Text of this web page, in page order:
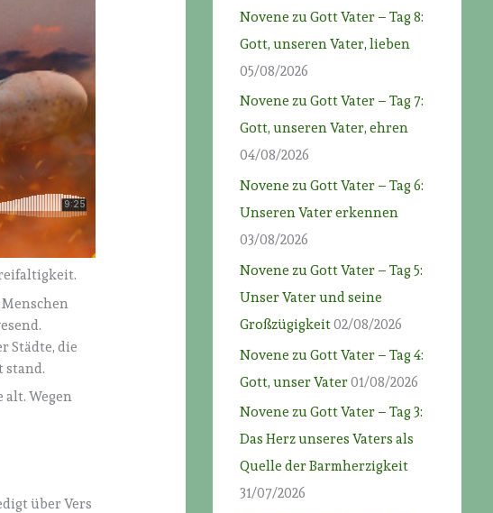
Städte, die
stand.
alt. Wegen
über Vers
Novene zu Gott Vater – Tag 8:
Gott, unseren Vater, lieben
05/08/2026
Novene zu Gott Vater – Tag 7:
Gott, unseren Vater, ehren
04/08/2026
Novene zu Gott Vater – Tag 6:
Unseren Vater erkennen
03/08/2026
Novene zu Gott Vater – Tag 5:
Unser Vater und seine
Großzügigkeit02/08/2026
Novene zu Gott Vater – Tag 4:
Gott, unser Vater01/08/2026
Novene zu Gott Vater – Tag 3:
Das Herz unseres Vaters als
Quelle der Barmherzigkeit
31/07/2026